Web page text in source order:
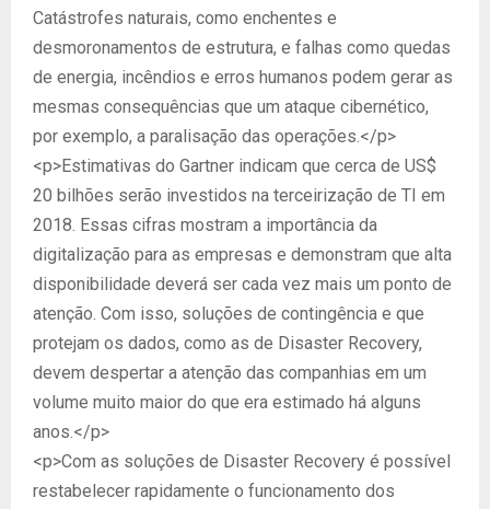
Catástrofes naturais, como enchentes e
desmoronamentos de estrutura, e falhas como quedas
de energia, incêndios e erros humanos podem gerar as
mesmas consequências que um ataque cibernético,
por exemplo, a paralisação das operações.</p>
<p>Estimativas do Gartner indicam que cerca de US$
20 bilhões serão investidos na terceirização de TI em
2018. Essas cifras mostram a importância da
digitalização para as empresas e demonstram que alta
disponibilidade deverá ser cada vez mais um ponto de
atenção. Com isso, soluções de contingência e que
protejam os dados, como as de Disaster Recovery,
devem despertar a atenção das companhias em um
volume muito maior do que era estimado há alguns
anos.</p>
<p>Com as soluções de Disaster Recovery é possível
restabelecer rapidamente o funcionamento dos